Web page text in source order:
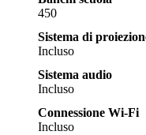
450
Sistema di
Incluso
Sistema audio
Incluso
Connessione Wi-Fi
Incluso